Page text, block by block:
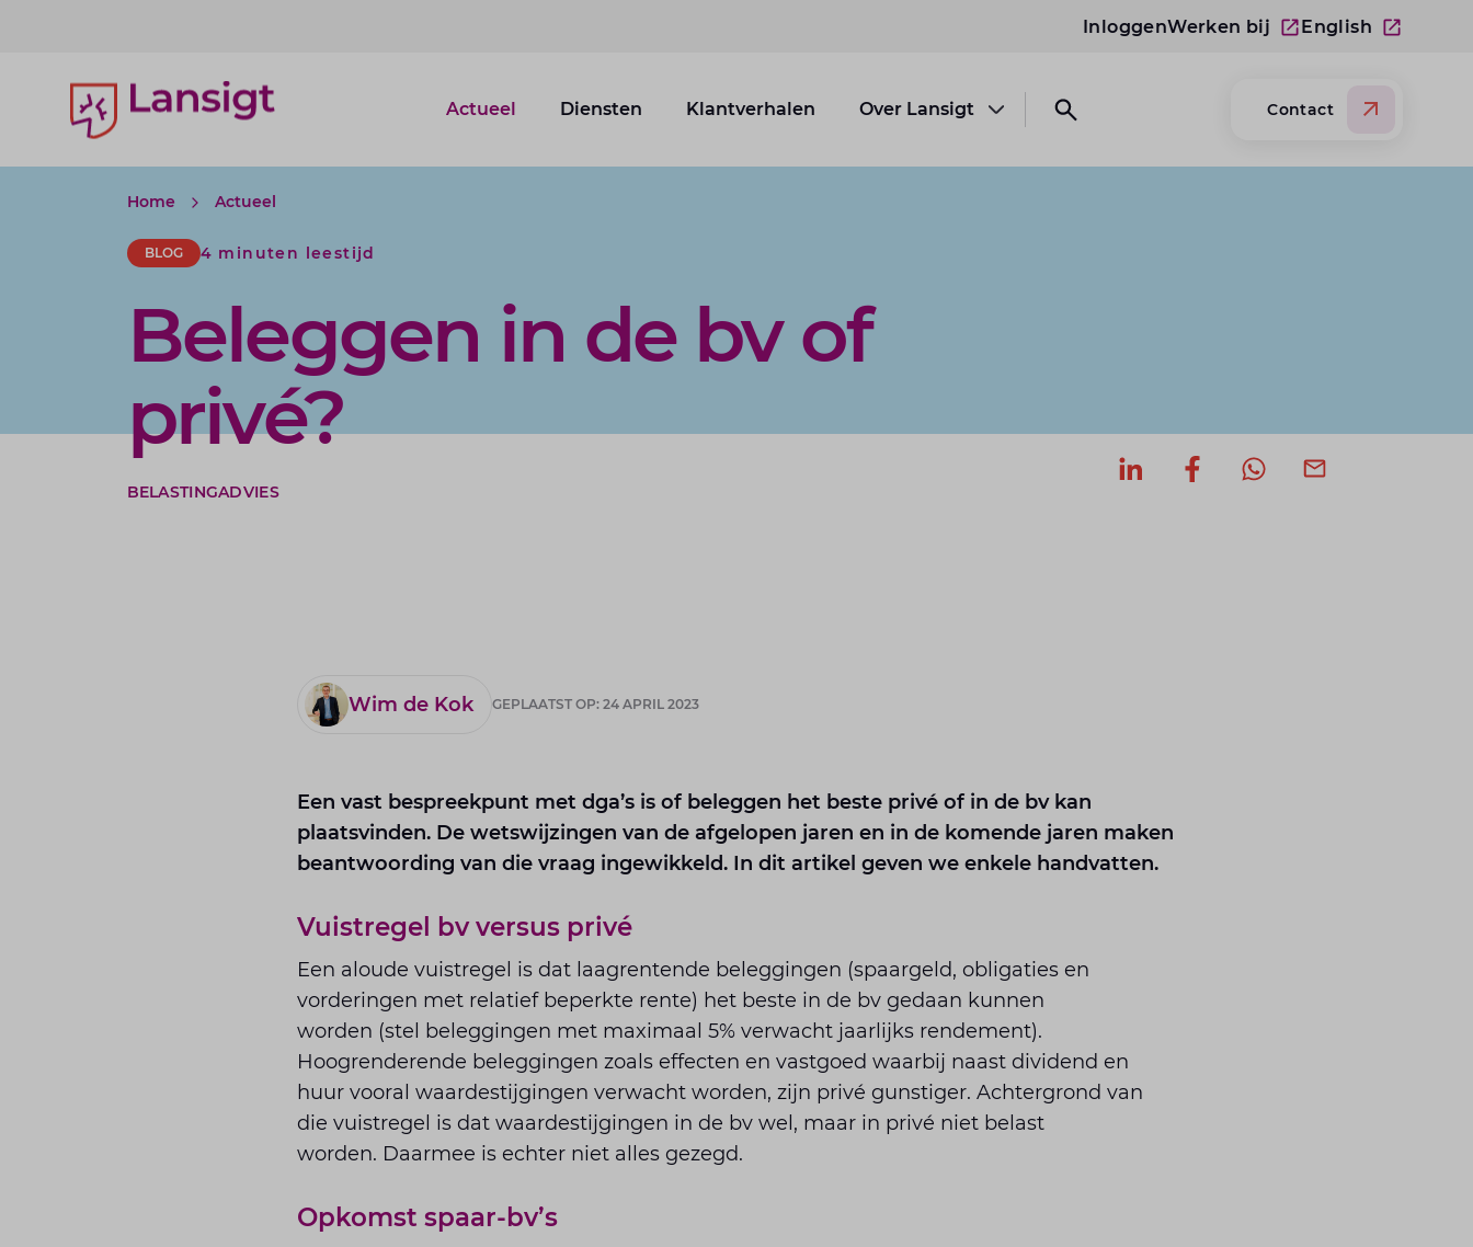
InloggenWerken bij English
Lansigt Accountants logo
Actueel Diensten Klantverhalen Over Lansigt
Open submenu Over Lansigt
Open search website
Contact
Home Actueel
BLOG 4 minuten leestijd
Beleggen in de bv of
privé?
BELASTINGADVIES
Wim de Kok GEPLAATST OP: 24 APRIL 2023
Een vast bespreekpunt met dga’s is of beleggen het beste privé of in de bv kan
plaatsvinden. De wetswijzingen van de afgelopen jaren en in de komende jaren maken
beantwoording van die vraag ingewikkeld. In dit artikel geven we enkele handvatten.
Vuistregel bv versus privé
Een aloude vuistregel is dat laagrentende beleggingen (spaargeld, obligaties en
vorderingen met relatief beperkte rente) het beste in de bv gedaan kunnen
worden (stel beleggingen met maximaal 5% verwacht jaarlijks rendement).
Hoogrenderende beleggingen zoals effecten en vastgoed waarbij naast dividend en
huur vooral waardestijgingen verwacht worden, zijn privé gunstiger. Achtergrond van
die vuistregel is dat waardestijgingen in de bv wel, maar in privé niet belast
worden. Daarmee is echter niet alles gezegd.
Opkomst spaar-bv’s